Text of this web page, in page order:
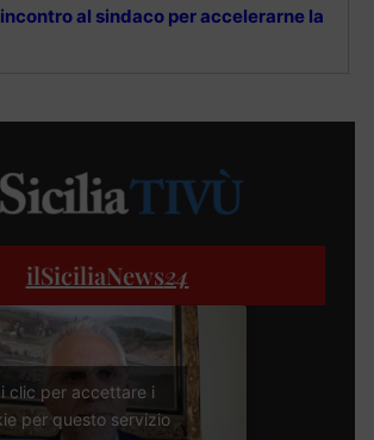
al sindaco per accelerarne la
ilSiciliaNews24
clic per accettare i
per questo servizio